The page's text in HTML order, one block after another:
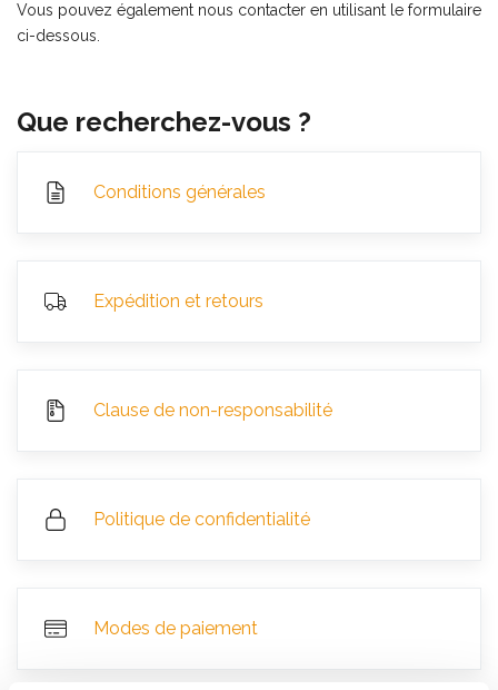
Vous pouvez également nous contacter en utilisant le formulaire
ci-dessous.
Que recherchez-vous ?
Conditions générales
Expédition et retours
Clause de non-responsabilité
Politique de confidentialité
Modes de paiement